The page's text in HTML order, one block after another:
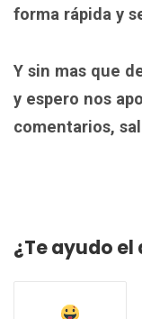
forma rápida y
Y sin mas que
y espero nos
comentarios,
¿Te ayudo